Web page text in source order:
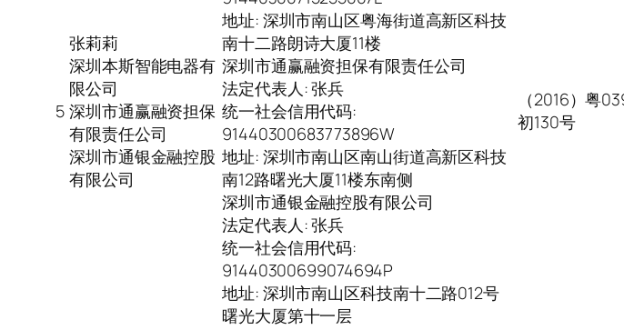
5
张莉莉
深圳本斯智能电器有
限公司
深圳市通赢融资担保
有限责任公司
深圳市通银金融控股
有限公司
地址: 深圳市南山区粤海街道高新区科技
南十二路朗诗大厦11楼
深圳市通赢融资担保有限责任公司
法定代表人: 张兵
统一社会信用代码:
91440300683773896W
地址: 深圳市南山区南山街道高新区科技
南12路曙光大厦11楼东南侧
深圳市通银金融控股有限公司
法定代表人: 张兵
统一社会信用代码:
91440300699074694P
地址: 深圳市南山区科技南十二路012号
曙光大厦第十一层
（2016）粤
初130号